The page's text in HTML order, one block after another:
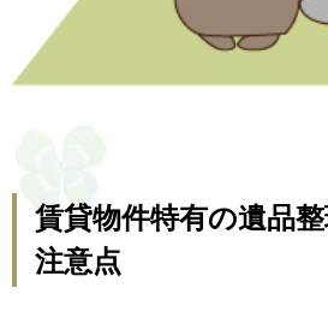
賃貸物件特有の遺品
注意点